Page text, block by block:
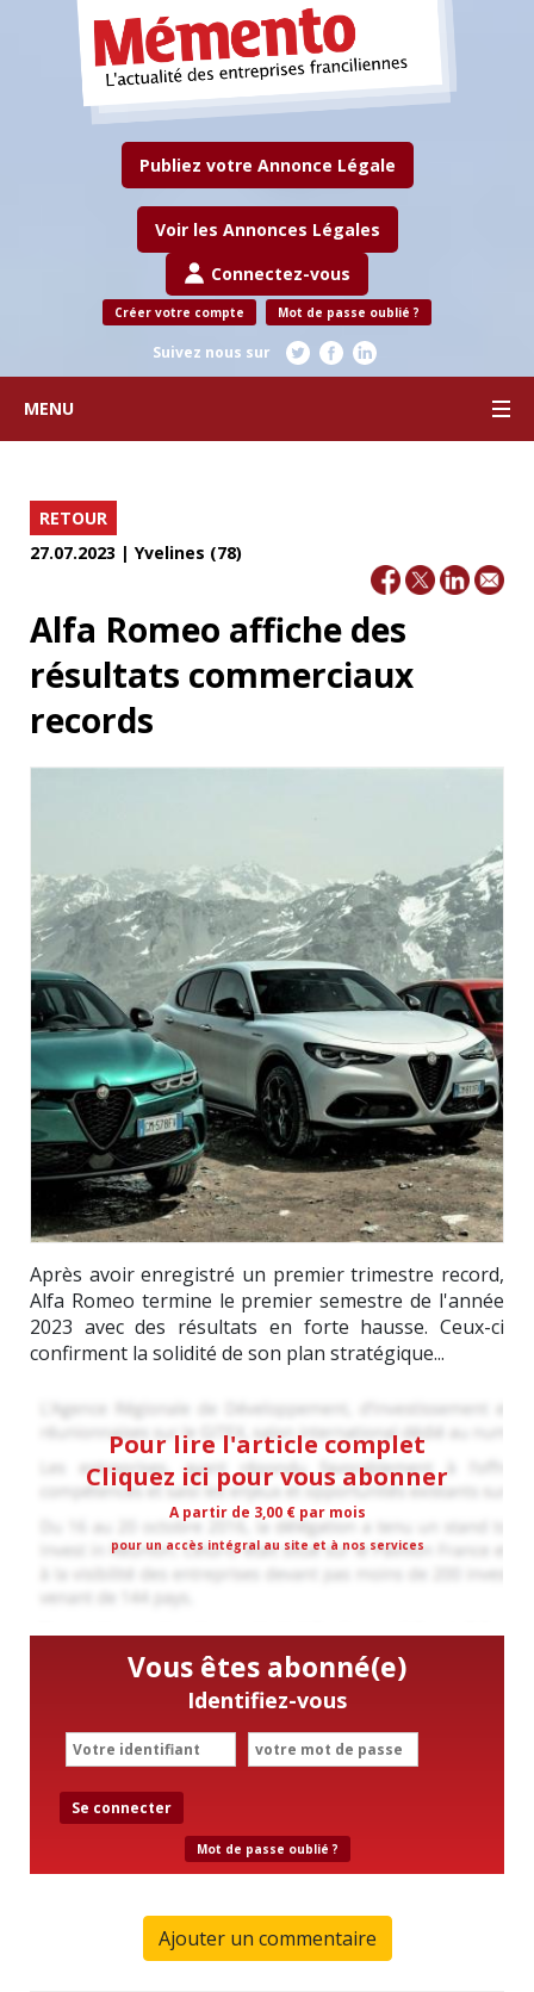
Publiez votre Annonce Légale
Voir les Annonces Légales
Connectez-vous
Créer votre compte Mot de passe oublié ?
Suivez nous sur
MENU
RETOUR
27.07.2023 | Yvelines (78)
Alfa Romeo affiche des
résultats commerciaux
records
Après avoir enregistré un premier trimestre record,
Alfa Romeo termine le premier semestre de l'année
2023 avec des résultats en forte hausse. Ceux-ci
confirment la solidité de son plan stratégique...
Pour lire l'article complet
Cliquez ici pour vous abonner
A partir de 3,00 € par mois
pour un accès intégral au site et à nos services
Vous êtes abonné(e)
Identifiez-vous
Se connecter
Mot de passe oublié ?
Ajouter un commentaire